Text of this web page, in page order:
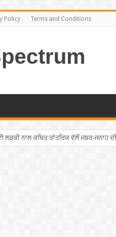
Policy Terms and Conditions
ਲੜਕੀ ਨਾਲ ਕਥਿਤ ਤਾਂਤਰਿਕ ਵੱਲੋਂ ਜਬਰ-ਜਨਾਹ
ਨੇ ਉਡਾਇਆ ਰੈਪਰ ਬਾਦਸ਼ਾਹ ਦਾ ਮਜ਼ਾਕ,